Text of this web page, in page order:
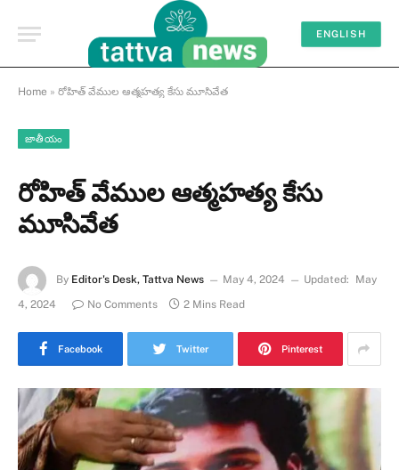
ENGLISH
Home » రోహిత్ వేముల ఆత్మహత్య కేసు మూసివేత
జాతీయం
రోహిత్ వేముల ఆత్మహత్య కేసు
మూసివేత
By Editor's Desk, Tattva News May 4, 2024 Updated:
May
4, 2024
No Comments 2 Mins Read
Facebook Twitter Pinterest